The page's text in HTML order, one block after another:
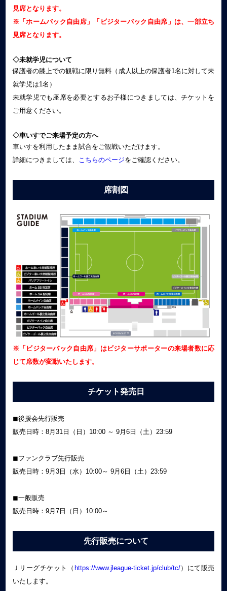
見席となります。
※「ホームバック自由席」「ビジターバック自由席」は、一部立ち
見席となります。
◇未就学児について
保護者の膝上での観戦に限り無料（成人以上の保護者1名に対して未
就学児は1名）
未就学児でも座席を必要とするお子様につきましては、チケットを
ご用意ください。
◇車いすでご来場予定の方へ
車いすを利用したまま試合をご観戦いただけます。
詳細につきましては、 こちらのページをご確認ください。
席割図
※「ビジターバック自由席」はビジターサポーターの来場者数に応
じて席数が変動いたします。
チケット発売日
◼︎後援会先行販売
販売日時：8月31日（日）10:00 ～ 9月6日（土）23:59
◼︎ファンクラブ先行販売
販売日時：9月3日（水）10:00～ 9月6日（土）23:59
◼︎一般販売
販売日時：9月7日（日）10:00～
先行販売について
Ｊリーグチケット（ https://www.jleague-ticket.jp/club/tc/）にて販売
いたします。